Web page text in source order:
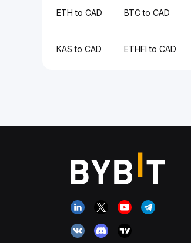
ETH to CAD BTC to CAD
KAS to CAD ETHFI to CAD